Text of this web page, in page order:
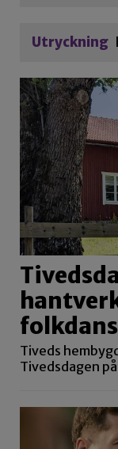
Utryckning
Tiveds
Tivedsdagen